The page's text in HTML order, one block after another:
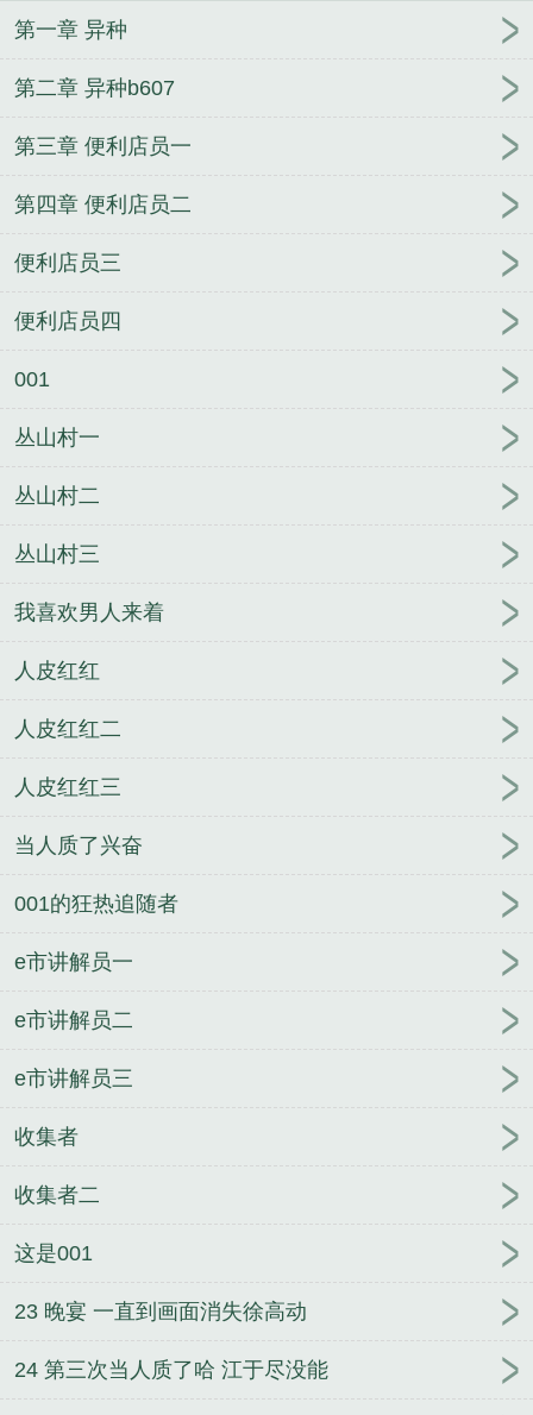
戏中回到现实世界后
从无限游
戏回来后我厌倦了打打杀杀
从无限游戏回来后番外
从无限游戏回来后简介
从无限游戏回来后我成了真
从无限游戏回来后格格
党
从无限游戏回来后第43章
从无限游戏回来后完整
是谁 从无限游戏回来后掉马第几章
从无限游戏回来
无限游戏回来后第几章掉马
从无限游戏回来后免费
从无
限游戏回来后什么时候掉马
从无限游戏回来后我成
了学霸
从无限游戏回来后我
从无限游戏回
来后时今免费
主角每天玩消
45 从无限游戏回来后时今TXT
从无限游戏回来后江
库回六零
投桃
恋 看见漫天红霞
皇叔
病娇重生：大叔强势宠
黑
月何辞 渗透
第一章 异种
第二章 异种b607
第三章 便利店员一
第四章 便利店员二
便利店员三
便利店员四
001
丛山村一
丛山村二
丛山村三
我喜欢男人来着
人皮红红
人皮红红二
人皮红红三
当人质了兴奋
001的狂热追随者
e市讲解员一
e市讲解员二
e市讲解员三
收集者
收集者二
这是001
23 晚宴 一直到画面消失徐高动
24 第三次当人质了哈 江于尽没能